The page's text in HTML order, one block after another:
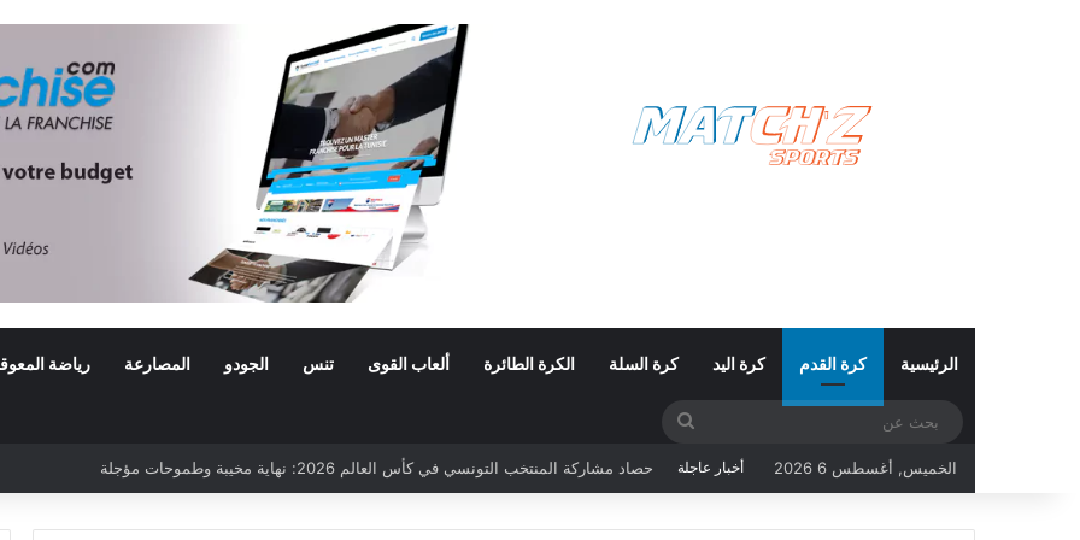
الرئيسية كرة القدم كرة اليد كرة السلة الكرة الطائرة ألعاب القوى تنس الجودو المصارعة رياضة
الخميس, أغسطس 6 2026 أخبار عاجلة